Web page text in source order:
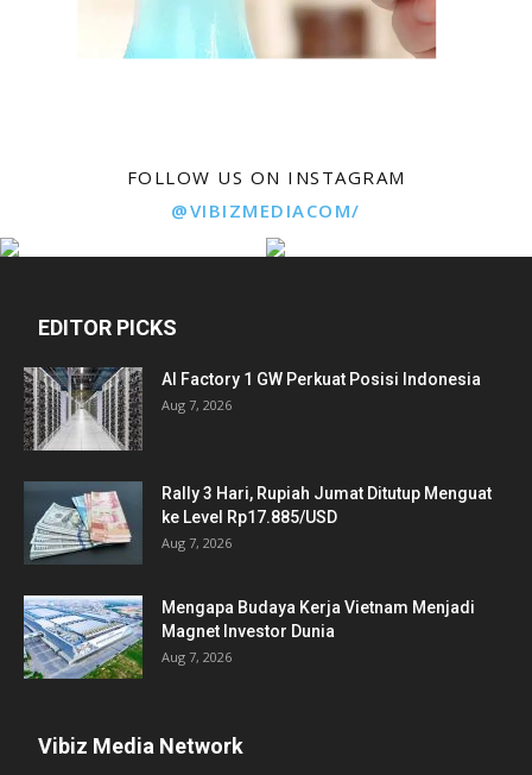
FOLLOW US ON INSTAGRAM
@VIBIZMEDIACOM/
EDITOR PICKS
AI Factory 1 GW Perkuat Posisi Indonesia
Aug 7, 2026
Rally 3 Hari, Rupiah Jumat Ditutup Menguat
ke Level Rp17.885/USD
Aug 7, 2026
Mengapa Budaya Kerja Vietnam Menjadi
Magnet Investor Dunia
Aug 7, 2026
Vibiz Media Network